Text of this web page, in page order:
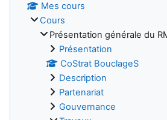
Mes cours
Cours
Présentation générale du
Présentation
CoStrat BouclageS
Description
Partenariat
Gouvernance